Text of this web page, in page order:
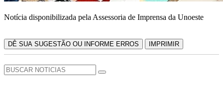
Notícia disponibilizada pela Assessoria de Imprensa da Unoeste
DÊ SUA SUGESTÃO OU INFORME ERROS IMPRIMIR